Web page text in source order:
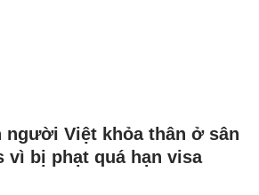
người Việt khỏa thân ở sân
vì bị phạt quá hạn visa